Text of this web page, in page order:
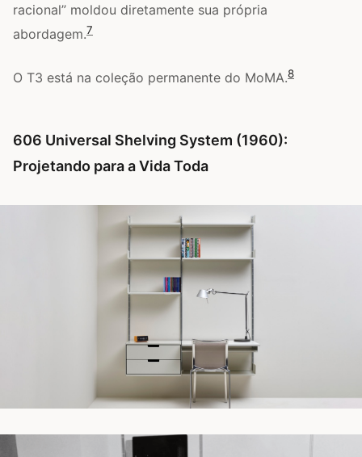
racional” moldou diretamente sua própria
abordagem.7
O T3 está na coleção permanente do MoMA.8
606 Universal Shelving System (1960):
Projetando para a Vida Toda